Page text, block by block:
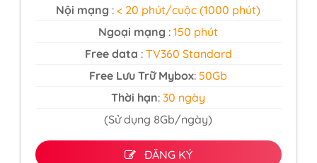
Nội mạng :< 20 phút/cuộc (1000 phút)
Ngoại mạng : 150 phút
Free data : TV360 Standard
Free Lưu Trữ Mybox: 50Gb
Thời hạn: 30 ngày
(Sử dụng 8Gb/ngày)
ĐĂNG KÝ